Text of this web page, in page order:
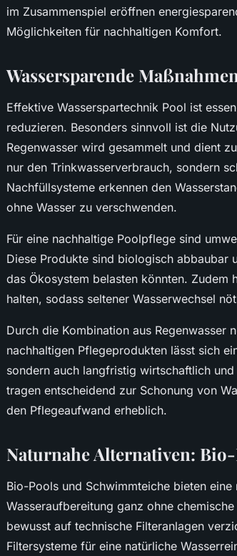
im Zusammenspiel eröffnen
Möglichkeiten für nachhaltigen Komfort.
Wassersparende
Effektive Wasserspartechnik Pool ist
reduzieren. Besonders sinnvoll ist die
Regenwasser wird gesammelt und dient
nur den Trinkwasserverbrauch, sondern
Nachfüllsysteme erkennen den
ohne Wasser zu verschwenden.
Für eine nachhaltige Poolpflege sind
Diese Produkte sind biologisch abbaubar
das Ökosystem belasten könnten. Zudem
halten, sodass seltener Wasserwechsel
Durch die Kombination aus Regenwasser
nachhaltigen Pflegeprodukten lässt sich
sondern auch langfristig wirtschaftlich
tragen entscheidend zur Schonung von
den Pflegeaufwand erheblich.
Naturnahe Alternativen:
Bio-Pools und Schwimmteiche bieten
Wasseraufbereitung ganz ohne
bewusst auf technische Filteranlagen
Filtersysteme für eine natürliche